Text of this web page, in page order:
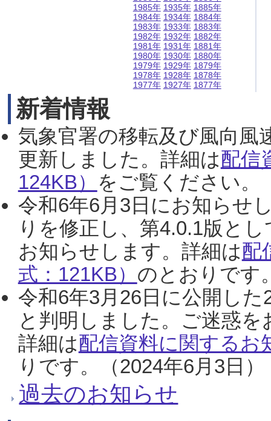
1985年
1984年
1983年
1982年
1981年
1980年
1979年
1978年
1977年
1935年
1934年
1933年
1932年
1931年
1930年
1929年
1928年
1927年
1885年
1884年
1883年
1882年
1881年
1880年
1879年
1878年
1877年
新着情報
気象官署の移転及び風向風
更新しました。詳細は配信
124KB） をご覧ください。
令和6年6月3日にお知らせ
りを修正し、第4.0.1版と
お知らせします。詳細は配
式：121KB） のとおりです
令和6年3月26日に公開し
と判明しました。ご迷惑
詳細は配信資料に関するお
りです。（2024年6月3日）
過去のお知らせ